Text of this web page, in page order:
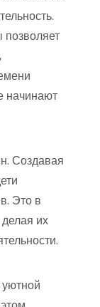
начинают
Создавая
Это в
их